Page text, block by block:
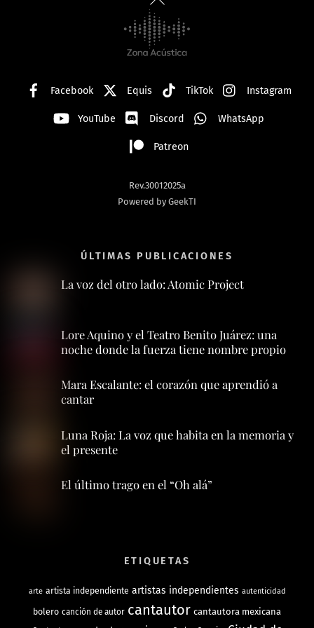
To
Top
Facebook Equis TikTok Instagram
YouTube Discord WhatsApp
Patreon
Rev.30012025a
Powered by GeekTI
ÚLTIMAS PUBLICACIONES
La voz del otro lado: Atomic Project
Lore Aquino y el Teatro Benito Juárez: una
noche donde la fuerza tiene nombre propio
Mara Escalante: el corazón que aprendió a
cantar
Luna Roja: La voz que habita en la memoria y
el presente
El último trago en el “Oh alá”
ETIQUETAS
arte artista independiente artistas independientes autenticidad
bolero canción de autor cantautor cantautora mexicana